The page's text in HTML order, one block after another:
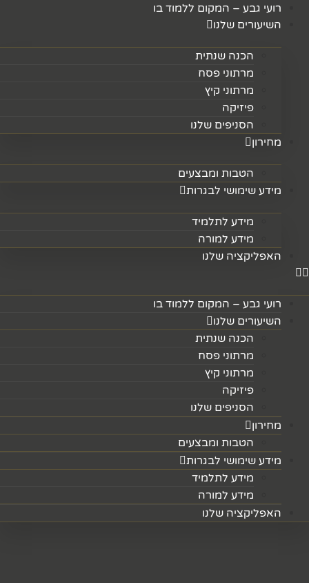
רועי גבע – המקום ללמוד בו
השיעורים שלנו
הכנה שנתית
מרתוני פסח
מרתוני קיץ
פיזיקה
הסניפים שלנו
מחירון
הטבות ומבצעים
מידע שימושי לבגרות
מידע לתלמיד
מידע למורה
האפליקציה שלנו
רועי גבע – המקום ללמוד בו
השיעורים שלנו
הכנה שנתית
מרתוני פסח
מרתוני קיץ
פיזיקה
הסניפים שלנו
מחירון
הטבות ומבצעים
מידע שימושי לבגרות
מידע לתלמיד
מידע למורה
האפליקציה שלנו